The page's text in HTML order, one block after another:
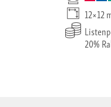
12×12
20%